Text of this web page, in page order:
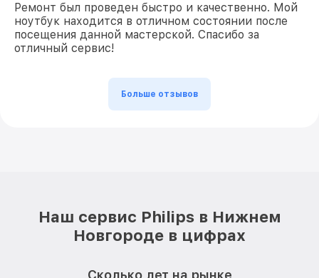
Ремонт был проведен быстро и качественно. Мой
ноутбук находится в отличном состоянии после
посещения данной мастерской. Спасибо за
отличный сервис!
Больше отзывов
Наш сервис Philips в Нижнем
Новгороде в цифрах
Сколько лет на рынке